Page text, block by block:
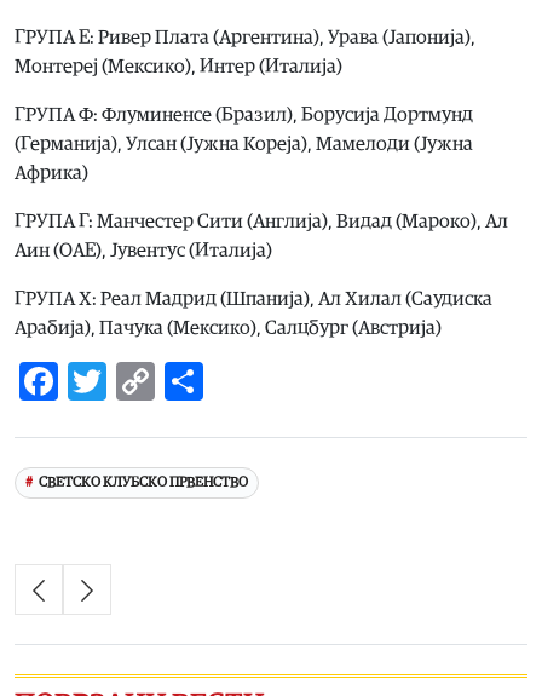
ГРУПА Е: Ривер Плата (Аргентина), Урава (Јапонија),
Монтереј (Мексико), Интер (Италија)
ГРУПА Ф: Флуминенсе (Бразил), Борусија Дортмунд
(Германија), Улсан (Јужна Кореја), Мамелоди (Јужна
Африка)
ГРУПА Г: Манчестер Сити (Англија), Видад (Мароко), Ал
Аин (ОАЕ), Јувентус (Италија)
ГРУПА Х: Реал Мадрид (Шпанија), Ал Хилал (Саудиска
Арабија), Пачука (Мексико), Салцбург (Австрија)
Facebook
Twitter
Copy
СВЕТСКО КЛУБСКО ПРВЕНСТВО